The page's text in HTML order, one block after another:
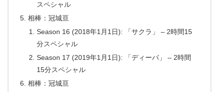
スペシャル
相棒：冠城亘
Season 16 (2018年1月1日): 「サクラ」 – 2時間15
分スペシャル
Season 17 (2019年1月1日): 「ディーバ」 – 2時間
15分スペシャル
相棒：冠城亘